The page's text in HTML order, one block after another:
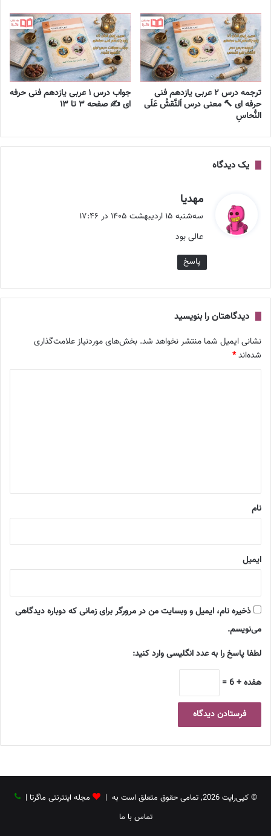
ترجمه درس ۲ عربی یازدهم فنی
حرفه ای 🔨 معنی درس اَلنَّقشُ عَلَی
النُّحاسِ
جواب درس ۱ عربی یازدهم فنی حرفه
ای ✍️ صفحه ۳ تا ۱۳
یک دیدگاه
مهدیا
ف
:
سه‌شنبه ۱۵ اردیبهشت ۱۴۰۵ در ۱۷:۴۶
عالی بود
پاسخ
دیدگاهتان را بنویسید
نشانی ایمیل شما منتشر نخواهد شد. بخش‌های موردنیاز علامت‌گذاری
شده‌اند*
نام
ایمیل
ذخیره نام، ایمیل و وبسایت من در مرورگر برای زمانی که دوباره دیدگاهی
می‌نویسم.
لطفا پاسخ را به عدد انگلیسی وارد کنید:
هفده + 6 =
© کپی‌رایت 2026, تمامی حقوق متعلق است به | مجله اینترنتی ماگرتا |
تماس با ما